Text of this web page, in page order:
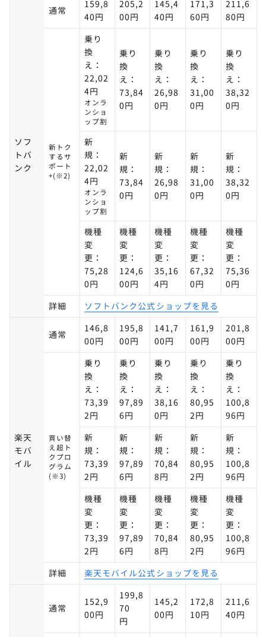
ソフ
トバ
ンク
通常
159,8
40円
205,2
00円
145,4
40円
171,3
60円
211,6
80円
新トク
するサ
ポート
+(※2)
乗り
換
え：
22,02
4円
オンラ
ンショ
ップ割
乗り
換
え：
73,84
0円
乗り
換
え：
26,98
0円
乗り
換
え：
31,00
0円
乗り
換
え：
38,32
0円
新
規：
22,02
4円
オンラ
ンショ
ップ割
新
規：
73,84
0円
新
規：
26,98
0円
新
規：
31,00
0円
新
規：
38,32
0円
機種
変
更：
75,28
0円
機種
変
更：
124,6
00円
機種
変
更：
35,16
4円
機種
変
更：
67,32
0円
機種
変
更：
75,36
0円
詳細
ソフトバンク公式ショップを見る
楽天
モバ
イル
通常
146,8
00円
195,8
00円
141,7
00円
161,9
00円
201,8
00円
買い替
え超ト
クプロ
グラム
(※3)
乗り
換
え：
73,39
2円
乗り
換
え：
97,89
6円
乗り
換
え：
38,16
0円
乗り
換
え：
80,95
2円
乗り
換
え：
100,8
96円
新
規：
73,39
2円
新
規：
97,89
6円
新
規：
70,84
8円
新
規：
80,95
2円
新
規：
100,8
96円
機種
変
更：
73,39
2円
機種
変
更：
97,89
6円
機種
変
更：
70,84
8円
機種
変
更：
80,95
2円
機種
変
更：
100,8
96円
詳細
楽天モバイル公式ショップを見る
通常
152,9
00円
199,8
70
円
145,2
00円
172,8
10円
211,6
40円